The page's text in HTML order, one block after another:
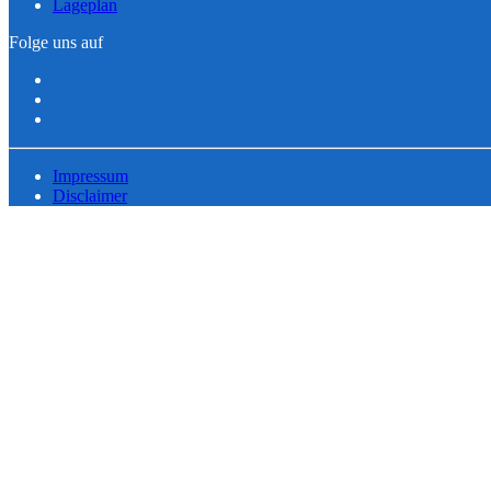
Lageplan
Folge uns auf
Impressum
Disclaimer